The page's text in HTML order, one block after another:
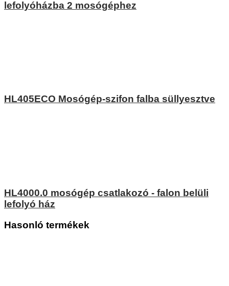
lefolyóházba 2 mosógéphez
HL405ECO Mosógép-szifon falba süllyesztve
HL4000.0 mosógép csatlakozó - falon belüli
lefolyó ház
Hasonló termékek